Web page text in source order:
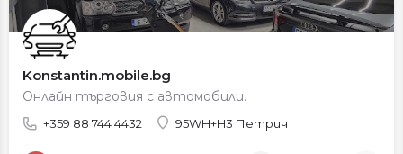
Konstantin.mobile.bg
Онлайн търговия с автомобили.
+359 88 744 4432 95WH+H3 Петрич